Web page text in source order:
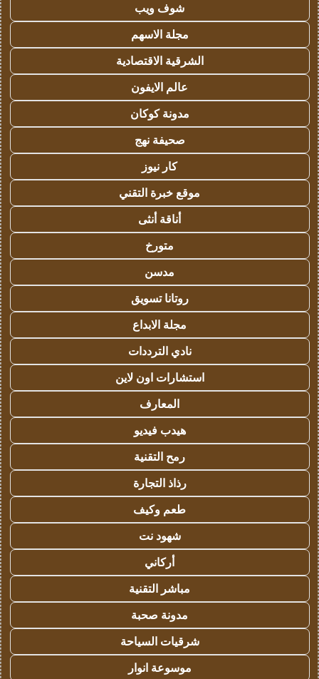
شوف ويب
مجلة الاسهم
الشرقية الاقتصادية
عالم الايفون
مدونة كوكان
صحيفة نهج
كار نيوز
موقع خبرة التقني
أناقة أنثى
متورخ
مدسن
روتانا تسويق
مجلة الابداع
نادي الترددات
استشارات اون لاين
المعارف
هيدب فيديو
رمح التقنية
رذاذ التجارة
طعم وكيف
شهود نت
أركاني
مباشر التقنية
مدونة صحبة
شرقيات السياحة
موسوعة انوار